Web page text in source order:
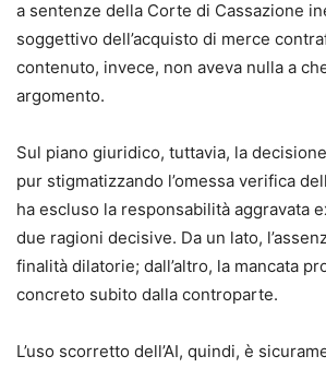
analisi della riforma e il confronto con le
Act e il GDPR) sono accompagnati da
da un agile glossario giuridico.
Come professore straordinario prima, e
ordinario, ha insegnato nelle Università
Parma, Milano e Milano Bicocca. È
CNU - Consiglio Nazionale degli Utenti
Autorità per le garanzie nelle
Visiting Professor presso la Seton Hall
Rivista di Diritto Industriale e autore di
a sentenze della Corte di Cassazione
soggettivo dell’acquisto di merce
contenuto, invece, non aveva nulla a
argomento.
Sul piano giuridico, tuttavia, la
pur stigmatizzando l’omessa verifica
ha escluso la responsabilità aggravata
due ragioni decisive. Da un lato,
finalità dilatorie; dall’altro, la mancata
concreto subito dalla controparte.
L’uso scorretto dell’AI, quindi, è